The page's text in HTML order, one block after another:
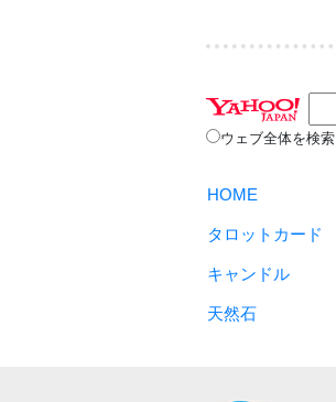
ウェブ全体を検索
HOME
タロットカード
キャンドル
天然石